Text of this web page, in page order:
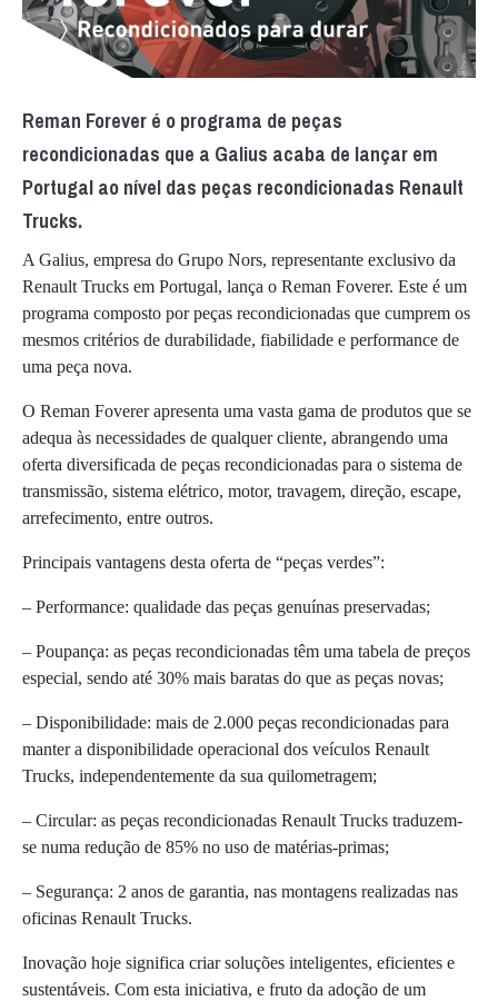
Reman Forever é o programa de peças
recondicionadas que a Galius acaba de lançar em
Portugal ao nível das peças recondicionadas Renault
Trucks.
A Galius, empresa do Grupo Nors, representante exclusivo da
Renault Trucks em Portugal, lança o Reman Foverer. Este é um
programa composto por peças recondicionadas que cumprem os
mesmos critérios de durabilidade, fiabilidade e performance de
uma peça nova.
O Reman Foverer apresenta uma vasta gama de produtos que se
adequa às necessidades de qualquer cliente, abrangendo uma
oferta diversificada de peças recondicionadas para o sistema de
transmissão, sistema elétrico, motor, travagem, direção, escape,
arrefecimento, entre outros.
Principais vantagens desta oferta de “peças verdes”:
– Performance: qualidade das peças genuínas preservadas;
– Poupança: as peças recondicionadas têm uma tabela de preços
especial, sendo até 30% mais baratas do que as peças novas;
– Disponibilidade: mais de 2.000 peças recondicionadas para
manter a disponibilidade operacional dos veículos Renault
Trucks, independentemente da sua quilometragem;
– Circular: as peças recondicionadas Renault Trucks traduzem-
se numa redução de 85% no uso de matérias-primas;
– Segurança: 2 anos de garantia, nas montagens realizadas nas
oficinas Renault Trucks.
Inovação hoje significa criar soluções inteligentes, eficientes e
sustentáveis. Com esta iniciativa, e fruto da adoção de um